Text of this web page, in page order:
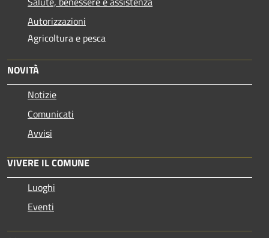
Autorizzazioni
Agricoltura e pesca
NOVITÀ
Notizie
Comunicati
Avvisi
VIVERE IL COMUNE
Luoghi
Eventi